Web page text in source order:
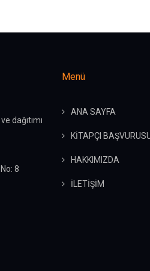
dağıtımı
8
Menü
ANA SAYFA
KİTAPÇI
HAKKIMIZDA
İLETİŞİM